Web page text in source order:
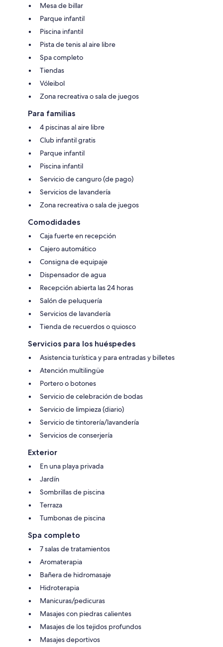
Mesa de billar
Parque infantil
Piscina infantil
Pista de tenis al aire libre
Spa completo
Tiendas
Vóleibol
Zona recreativa o sala de juegos
Para familias
4 piscinas al aire libre
Club infantil gratis
Parque infantil
Piscina infantil
Servicio de canguro (de pago)
Servicios de lavandería
Zona recreativa o sala de juegos
Comodidades
Caja fuerte en recepción
Cajero automático
Consigna de equipaje
Dispensador de agua
Recepción abierta las 24 horas
Salón de peluquería
Servicios de lavandería
Tienda de recuerdos o quiosco
Servicios para los huéspedes
Asistencia turística y para entradas y billetes
Atención multilingüe
Portero o botones
Servicio de celebración de bodas
Servicio de limpieza (diario)
Servicio de tintorería/lavandería
Servicios de conserjería
Exterior
En una playa privada
Jardín
Sombrillas de piscina
Terraza
Tumbonas de piscina
Spa completo
7 salas de tratamientos
Aromaterapia
Bañera de hidromasaje
Hidroterapia
Manicuras/pedicuras
Masajes con piedras calientes
Masajes de los tejidos profundos
Masajes deportivos